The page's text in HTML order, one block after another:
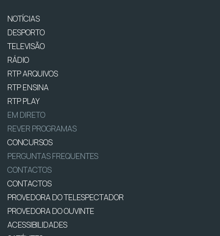
NOTÍCIAS
DESPORTO
TELEVISÃO
RÁDIO
RTP ARQUIVOS
RTP ENSINA
RTP PLAY
EM DIRETO
REVER PROGRAMAS
CONCURSOS
PERGUNTAS FREQUENTES
CONTACTOS
CONTACTOS
PROVEDORA DO TELESPECTADOR
PROVEDORA DO OUVINTE
ACESSIBILIDADES